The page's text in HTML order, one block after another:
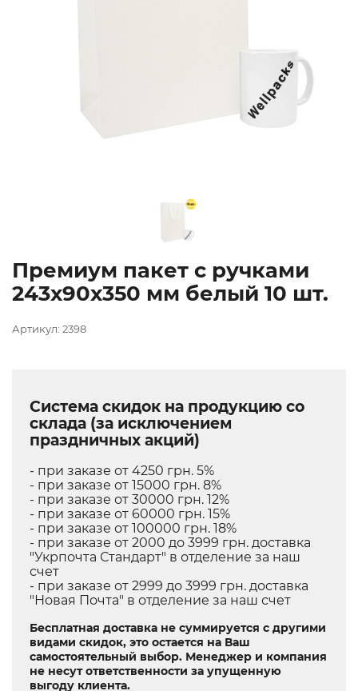
Премиум пакет с ручками
243х90х350 мм белый 10 шт.
Артикул: 2398
Система скидок на продукцию со
склада (за исключением
праздничных акций)
- при заказе от 4250 грн. 5%
- при заказе от 15000 грн. 8%
- при заказе от 30000 грн. 12%
- при заказе от 60000 грн. 15%
- при заказе от 100000 грн. 18%
- при заказе от 2000 до 3999 грн. доставка
"Укрпочта Стандарт" в отделение за наш
счет
- при заказе от 2999 до 3999 грн. доставка
"Новая Почта" в отделение за наш счет
Бесплатная доставка не суммируется с другими
видами скидок, это остается на Ваш
самостоятельный выбор. Менеджер и компания
не несут ответственности за упущенную
выгоду клиента.